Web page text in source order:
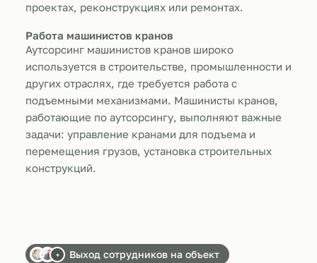
проектах, реконструкциях или ремонтах.
Работа машинистов кранов
Аутсорсинг машинистов кранов широко
используется в строительстве, промышленности и
других отраслях, где требуется работа с
подъемными механизмами. Машинисты кранов,
работающие по аутсорсингу, выполняют важные
задачи: управление кранами для подъема и
перемещения грузов, установка строительных
конструкций.
+ Выход сотрудников на объект